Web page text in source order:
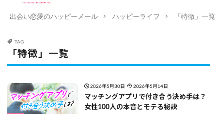
出会い恋愛のハッピーメール ハッピーライフ 「特徴」一覧
TAG
「特徴」一覧
2026年5月30日 2026年5月14日
マッチングアプリで付き合う決め手は？
女性100人の本音とモテる秘訣